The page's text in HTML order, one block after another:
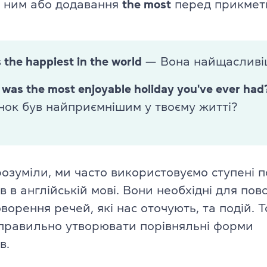
Про іспит TOEFL
або додавання the most перед
the happiest in the world — Вона
the most enjoyable holiday you've ever
був найприємнішим у твоєму житті?
ми часто використовуємо ступені
в англійській мові. Вони необхідні для
речей, які нас оточують, та подій.
утворювати порівняльні форми